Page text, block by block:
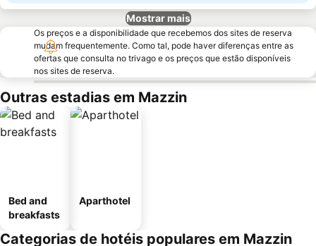
Mostrar mais
Os preços e a disponibilidade que recebemos dos sites de reserva
mudam frequentemente. Como tal, pode haver diferenças entre as
ofertas que consulta no trivago e os preços que estão disponíveis
nos sites de reserva.
Outras estadias em Mazzin
Bed and
breakfasts
Aparthotel
Categorias de hotéis populares em Mazzin